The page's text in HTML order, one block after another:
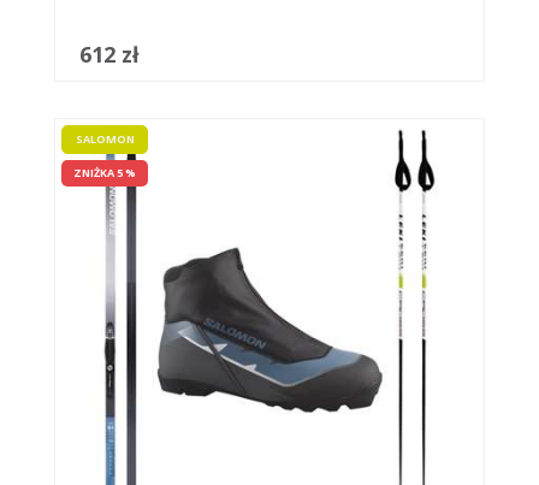
612 zł
SALOMON
ZNIŻKA 5 %